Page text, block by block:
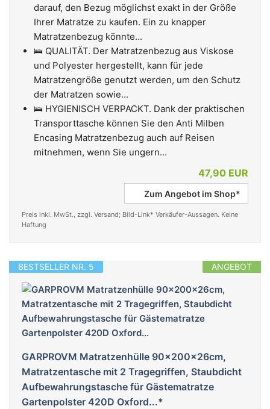
darauf, den Bezug möglichst exakt in der Größe
Ihrer Matratze zu kaufen. Ein zu knapper
Matratzenbezug könnte...
🛌 QUALITÄT. Der Matratzenbezug aus Viskose
und Polyester hergestellt, kann für jede
Matratzengröße genutzt werden, um den Schutz
der Matratzen sowie...
🛌 HYGIENISCH VERPACKT. Dank der praktischen
Transporttasche können Sie den Anti Milben
Encasing Matratzenbezug auch auf Reisen
mitnehmen, wenn Sie ungern...
47,90 EUR
Zum Angebot im Shop*
Preis inkl. MwSt., zzgl. Versand; Bild-Link* Verkäufer-Aussagen. Keine
Haftung
ANGEBOT
BESTSELLER NR. 5
GARPROVM Matratzenhülle 90x200x26cm,
Matratzentasche mit 2 Tragegriffen, Staubdicht
Aufbewahrungstasche für Gästematratze
Gartenpolster 420D Oxford...*